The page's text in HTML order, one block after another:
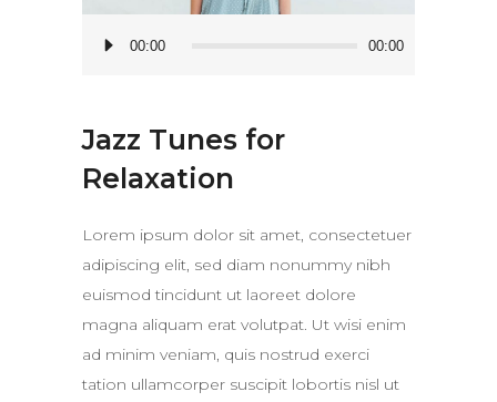
Player
00:00 00:00
Jazz Tunes for
Relaxation
Lorem ipsum dolor sit amet, consectetuer
adipiscing elit, sed diam nonummy nibh
euismod tincidunt ut laoreet dolore
magna aliquam erat volutpat. Ut wisi enim
ad minim veniam, quis nostrud exerci
tation ullamcorper suscipit lobortis nisl ut